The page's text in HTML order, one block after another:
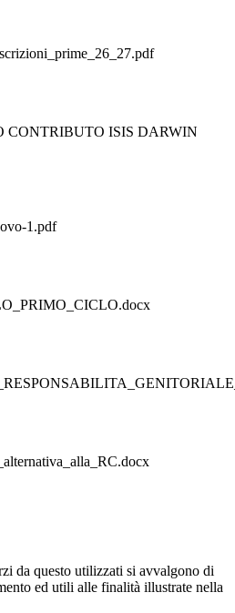
CONTRIBUTO ISIS DARWIN
1.pdf
da questo utilizzati si avvalgono di
ed utili alle finalità illustrate nella